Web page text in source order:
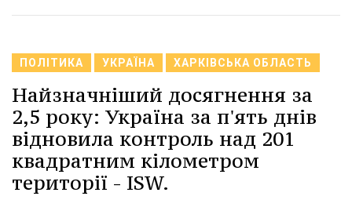
ПОЛІТИКА УКРАЇНА ХАРКІВСЬКА ОБЛАСТЬ
Найзначніший досягнення за
2,5 року: Україна за п'ять днів
відновила контроль над 201
квадратним кілометром
території - ISW.